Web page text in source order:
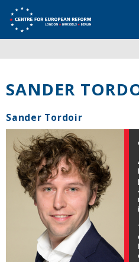
SANDER
Sander Tordoir